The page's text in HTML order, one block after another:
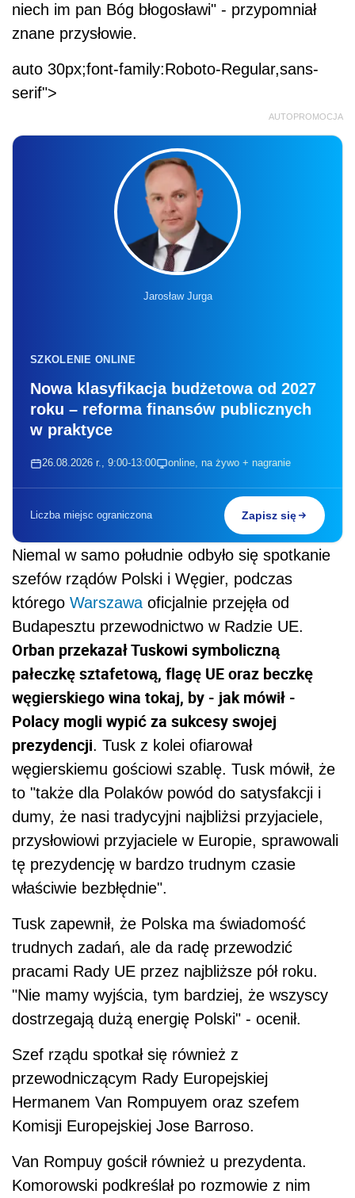
niech im pan Bóg błogosławi" - przypomniał
znane przysłowie.
auto 30px;font-family:Roboto-Regular,sans-
serif">
AUTOPROMOCJA
Jarosław Jurga
SZKOLENIE ONLINE
Nowa klasyfikacja budżetowa od 2027
roku – reforma finansów publicznych
w praktyce
26.08.2026 r., 9:00-13:00 online, na żywo + nagranie
Liczba miejsc ograniczona Zapisz się
Niemal w samo południe odbyło się spotkanie
szefów rządów Polski i Węgier, podczas
którego Warszawaoficjalnie przejęła od
Budapesztu przewodnictwo w Radzie UE.
Orban przekazał Tuskowi symboliczną
pałeczkę sztafetową, flagę UE oraz beczkę
węgierskiego wina tokaj, by - jak mówił -
Polacy mogli wypić za sukcesy swojej
prezydencji. Tusk z kolei ofiarował
węgierskiemu gościowi szablę. Tusk mówił, że
to "także dla Polaków powód do satysfakcji i
dumy, że nasi tradycyjni najbliżsi przyjaciele,
przysłowiowi przyjaciele w Europie, sprawowali
tę prezydencję w bardzo trudnym czasie
właściwie bezbłędnie".
Tusk zapewnił, że Polska ma świadomość
trudnych zadań, ale da radę przewodzić
pracami Rady UE przez najbliższe pół roku.
"Nie mamy wyjścia, tym bardziej, że wszyscy
dostrzegają dużą energię Polski" - ocenił.
Szef rządu spotkał się również z
przewodniczącym Rady Europejskiej
Hermanem Van Rompuyem oraz szefem
Komisji Europejskiej Jose Barroso.
Van Rompuy gościł również u prezydenta.
Komorowski podkreślał po rozmowie z nim